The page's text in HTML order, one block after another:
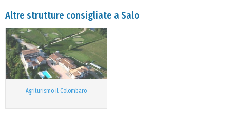
Altre strutture consigliate a Salo
Agriturismo il Colombaro